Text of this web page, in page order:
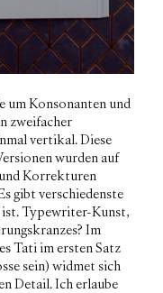
um Konsonanten und
zweifacher
vertikal. Diese
wurden auf
und Korrekturen
gibt verschiedenste
ist. Typewriter-Kunst,
Im
Tati im ersten Satz
sein) widmet sich
Detail. Ich erlaube